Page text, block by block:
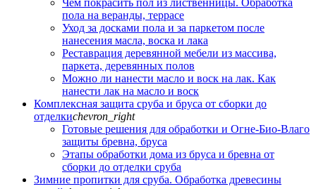
Чем покрасить пол из лиственницы. Обработка
пола на веранды, террасе
Уход за досками пола и за паркетом после
нанесения масла, воска и лака
Реставрация деревянной мебели из массива,
паркета, деревянных полов
Можно ли нанести масло и воск на лак. Как
нанести лак на масло и воск
Комплексная защита сруба и бруса от сборки до
отделкиchevron_right
Готовые решения для обработки и Огне-Био-Влаго
защиты бревна, бруса
Этапы обработки дома из бруса и бревна от
сборки до отделки сруба
Зимние пропитки для сруба. Обработка древесины